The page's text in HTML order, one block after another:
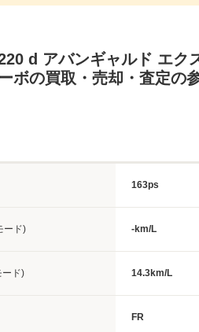
d アバンギャルド エク
ボの買取・売却・査定の
163ps
ード) -km/L
ド) 14.3km/L
FR